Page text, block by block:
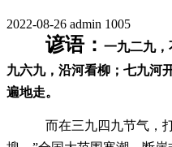
2022-08-26 admin 1005
谚语： 一九二九
九六九，沿河看柳；七九河
遍地走。
而在三九四九节气，